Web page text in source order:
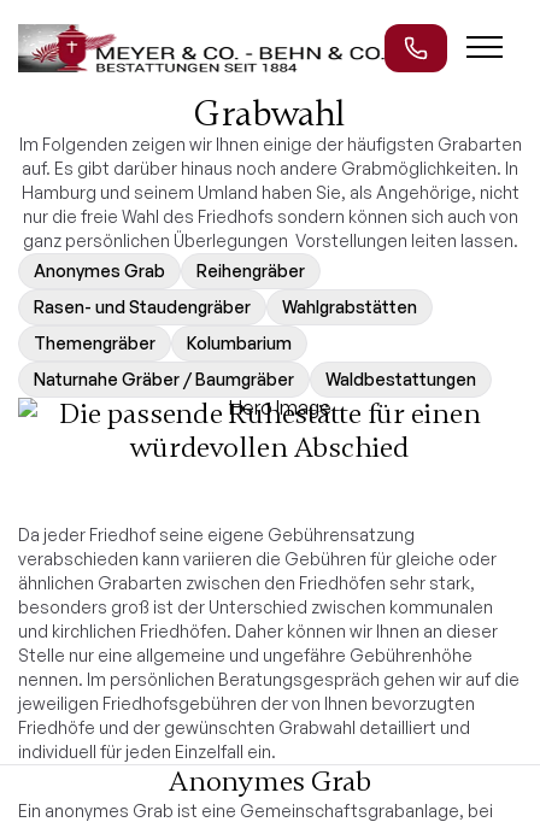
Grabwahl
Im Folgenden zeigen wir Ihnen einige der häufigsten Grabarten
auf. Es gibt darüber hinaus noch andere Grabmöglichkeiten. In
Hamburg und seinem Umland haben Sie, als Angehörige, nicht
nur die freie Wahl des Friedhofs sondern können sich auch von
ganz persönlichen Überlegungen Vorstellungen leiten lassen.
Anonymes Grab
Reihengräber
Rasen- und Staudengräber
Wahlgrabstätten
Themengräber
Kolumbarium
Naturnahe Gräber / Baumgräber
Waldbestattungen
Die passende Ruhestätte für einen
würdevollen Abschied
Da jeder Friedhof seine eigene Gebührensatzung
verabschieden kann variieren die Gebühren für gleiche oder
ähnlichen Grabarten zwischen den Friedhöfen sehr stark,
besonders groß ist der Unterschied zwischen kommunalen
und kirchlichen Friedhöfen. Daher können wir Ihnen an dieser
Stelle nur eine allgemeine und ungefähre Gebührenhöhe
nennen. Im persönlichen Beratungsgespräch gehen wir auf die
jeweiligen Friedhofsgebühren der von Ihnen bevorzugten
Friedhöfe und der gewünschten Grabwahl detailliert und
individuell für jeden Einzelfall ein.
Anonymes Grab
Ein anonymes Grab ist eine Gemeinschaftsgrabanlage, bei